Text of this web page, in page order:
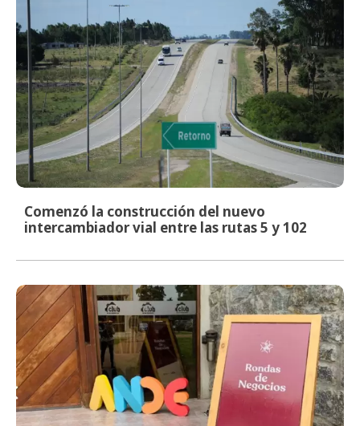
Comenzó la construcción del nuevo
intercambiador vial entre las rutas 5 y 102